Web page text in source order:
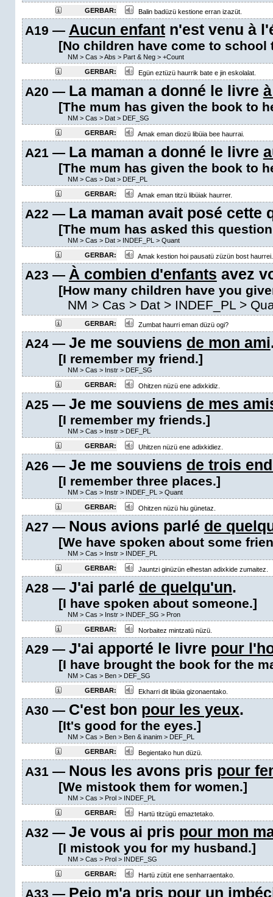
GERBAR:
Balin badüzü kestione erran izazüt.
A19 — Aucun enfantn'est venu à
[No children have come to school
NM> Cas >Abs > Part & Neg> +Count
GERBAR:
Egün eztüzü haurrik bate e jin eskolalat.
A20 — La maman a donné le livre
[The mum has given the book to
NM> Cas > Dat> DEF_SG
GERBAR:
Amak eman diozü libüia bee haurrai.
A21 — La maman a donné le livre
[The mum has given the book to
NM> Cas > Dat> DEF_PL
GERBAR:
Amak eman titzü libüiak haurrer.
A22 — La maman avait posé cette
[The mum has asked this
NM> Cas > Dat> INDEF_PL > Quant
GERBAR:
Amak kestion hoi pausatü züzün bost haurrei.
A23 — À combien d'enfants avez
[How many children have you
NM > Cas > Dat> INDEF_PL>
GERBAR: Zumbat haurri eman düzü ogi?
A24 — Je me souviens de mon ami
[I remember my friend.]
NM> Cas > Instr> DEF_SG
GERBAR:
Ohitzen nüzü ene adixkidiz.
A25 — Je me souviens de mes
[I remember my friends.]
NM> Cas > Instr> DEF_PL
GERBAR:
Uhitzen nüzü ene adixkidiez.
A26 — Je me souviens de trois
[I remember three places.]
NM> Cas > Instr> INDEF_PL > Quant
GERBAR:
Ohitzen nüzü hiu günetaz.
A27 — Nous avions parlé de
[We have spoken about some
NM> Cas > Instr> INDEF_PL
GERBAR:
Jauntzi ginüzün elhestan adixkide zumaitez.
A28 — J'ai parlé de quelqu'un.
[I have spoken about someone.]
NM> Cas > Instr> INDEF_SG > Pron
GERBAR:
Norbaitez mintzatü nüzü.
A29 — J'ai apporté le livre pour
[I have brought the book for the
NM> Cas > Ben> DEF_SG
GERBAR:
Ekharri dit libüia gizonaentako.
A30 — C'est bon pour les yeux.
[It's good for the eyes.]
NM> Cas > Ben> Ben & inanim> DEF_PL
GERBAR:
Begientako hun düzü.
A31 — Nous les avons pris pour
[We mistook them for women.]
NM> Cas > Prol> INDEF_PL
GERBAR:
Hartü titzügü emaztetako.
A32 — Je vous ai pris pour mon
[I mistook you for my husband.]
NM> Cas > Prol> INDEF_SG
GERBAR:
Hartü zütüt ene senharraentako.
A33 — Peio m'a pris pour un